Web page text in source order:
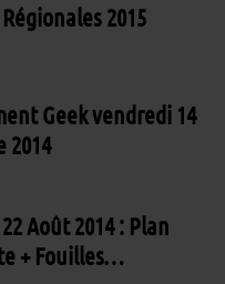
2015
Geek vendredi 14
2014
Août 2014 : Plan
+ Fouilles